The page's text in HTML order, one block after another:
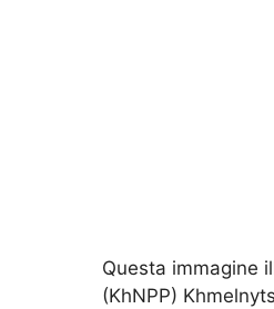
Questa immagine
(KhNPP)